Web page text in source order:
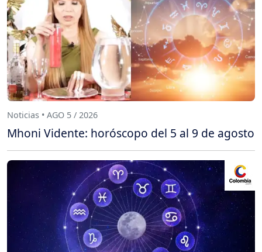
Noticias • AGO 5 / 2026
Mhoni Vidente: horóscopo del 5 al 9 de agosto